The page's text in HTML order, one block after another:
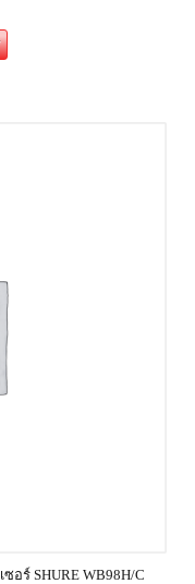
ร์ SHURE WB98H/C